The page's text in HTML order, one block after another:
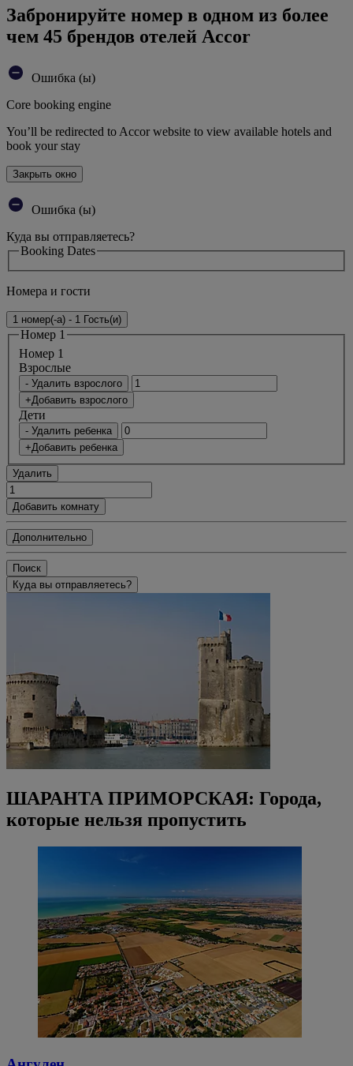
Забронируйте номер в одном из более
чем 45 брендов отелей Accor
Ошибка (ы)
Core booking engine
You’ll be redirected to Accor website to view available hotels and
book your stay
Закрыть окно
Ошибка (ы)
Куда вы отправляетесь?
Booking Dates
Номера и гости
1 номер(-а) - 1 Гость(и)
Номер 1
Номер 1
Bзрослые
- Удалить взрослого
+Добавить взрослого
Дети
- Удалить ребенка
+Добавить ребенка
Удалить
Добавить комнату
Дополнительно
Поиск
Куда вы отправляетесь?
ШАРАНТА ПРИМОРСКАЯ: Города,
которые нельзя пропустить